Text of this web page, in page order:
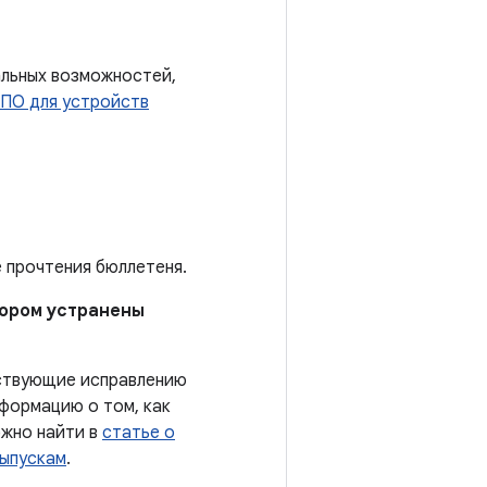
возможностей,
для устройств
бюллетеня.
устранены
исправлению
о том, как
найти в статье о
.